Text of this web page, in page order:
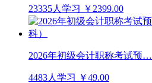
23335人学习 ￥2399.00
2026年初级会计职称考试预…
4483人学习 ￥49.00